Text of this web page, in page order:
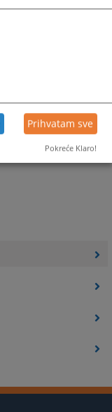
Prihvatam sve
Pokreće Klaro!